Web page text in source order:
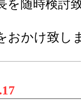
を随時検討
おかけ致し